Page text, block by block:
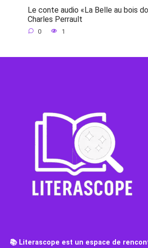
Le conte audio «La Belle au bois
Charles Perrault
0 1
📚 Literascope est un espace de